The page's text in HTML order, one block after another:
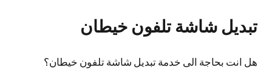
تبديل شاشة تلفون خيطان
هل انت بحاجة الى خدمة تبديل شاشة تلفون خيطان؟